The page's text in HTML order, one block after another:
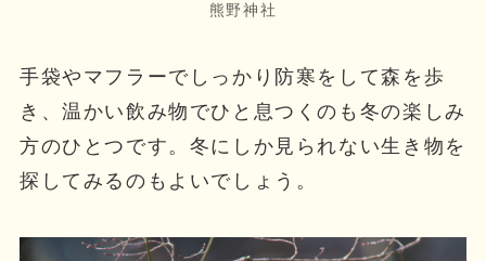
熊野神社
手袋やマフラーでしっかり防寒をして森を歩
き、温かい飲み物でひと息つくのも冬の楽しみ
方のひとつです。冬にしか見られない生き物を
探してみるのもよいでしょう。